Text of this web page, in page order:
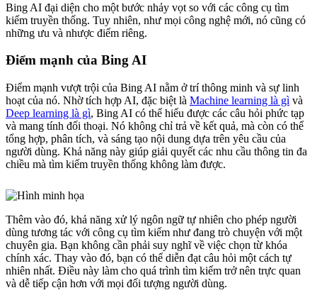
Bing AI đại diện cho một bước nhảy vọt so với các công cụ tìm
kiếm truyền thống. Tuy nhiên, như mọi công nghệ mới, nó cũng có
những ưu và nhược điểm riêng.
Điểm mạnh của Bing AI
Điểm mạnh vượt trội của Bing AI nằm ở trí thông minh và sự linh
hoạt của nó. Nhờ tích hợp AI, đặc biệt là Machine learning là gì và
Deep learning là gì, Bing AI có thể hiểu được các câu hỏi phức tạp
và mang tính đối thoại. Nó không chỉ trả về kết quả, mà còn có thể
tổng hợp, phân tích, và sáng tạo nội dung dựa trên yêu cầu của
người dùng. Khả năng này giúp giải quyết các nhu cầu thông tin đa
chiều mà tìm kiếm truyền thống không làm được.
Thêm vào đó, khả năng xử lý ngôn ngữ tự nhiên cho phép người
dùng tương tác với công cụ tìm kiếm như đang trò chuyện với một
chuyên gia. Bạn không cần phải suy nghĩ về việc chọn từ khóa
chính xác. Thay vào đó, bạn có thể diễn đạt câu hỏi một cách tự
nhiên nhất. Điều này làm cho quá trình tìm kiếm trở nên trực quan
và dễ tiếp cận hơn với mọi đối tượng người dùng.